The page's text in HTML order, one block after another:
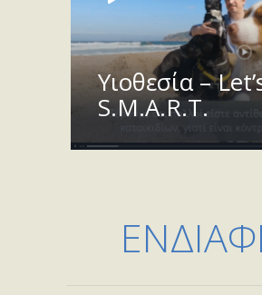
Υιοθεσία –
S.M.A.R.T.